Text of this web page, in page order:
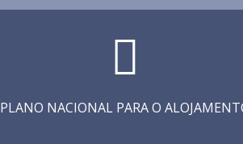
PLANO NACIONAL PARA O